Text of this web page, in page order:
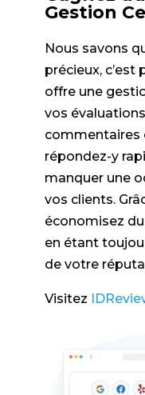
Gestion
Nous savons
précieux, c’est
offre une
vos
commentaires
répondez-y
manquer une
vos clients.
économisez
en étant
de votre
Visitez